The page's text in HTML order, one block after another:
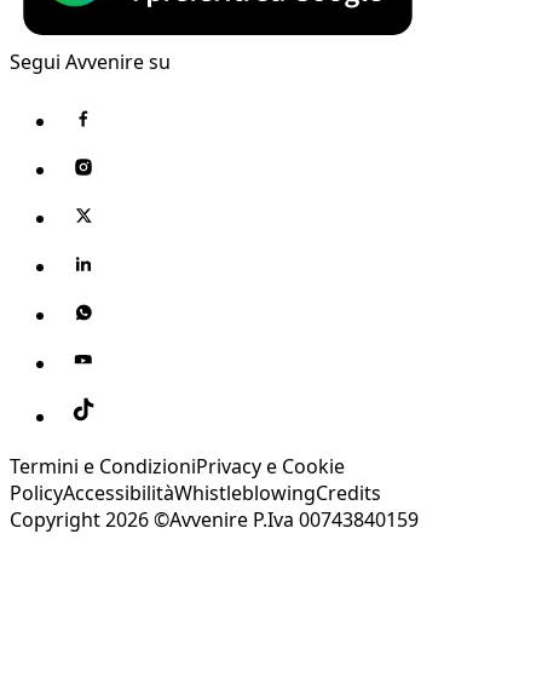
Segui Avvenire su
Termini e CondizioniPrivacy e Cookie
PolicyAccessibilitàWhistleblowingCredits
Copyright 2026 ©Avvenire P.Iva 00743840159